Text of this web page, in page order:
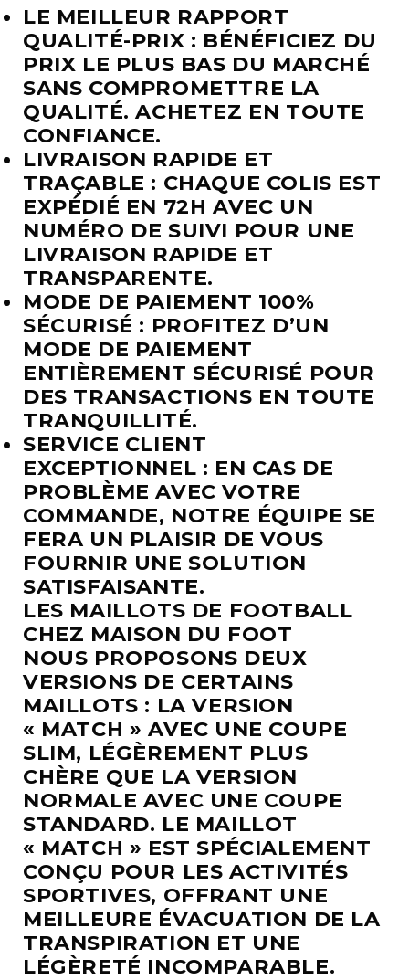
LE MEILLEUR RAPPORT
QUALITÉ-PRIX : BÉNÉFICIEZ DU
PRIX LE PLUS BAS DU MARCHÉ
SANS COMPROMETTRE LA
QUALITÉ. ACHETEZ EN TOUTE
CONFIANCE.
LIVRAISON RAPIDE ET
TRAÇABLE : CHAQUE COLIS EST
EXPÉDIÉ EN 72H AVEC UN
NUMÉRO DE SUIVI POUR UNE
LIVRAISON RAPIDE ET
TRANSPARENTE.
MODE DE PAIEMENT 100%
SÉCURISÉ : PROFITEZ D’UN
MODE DE PAIEMENT
ENTIÈREMENT SÉCURISÉ POUR
DES TRANSACTIONS EN TOUTE
TRANQUILLITÉ.
SERVICE CLIENT
EXCEPTIONNEL : EN CAS DE
PROBLÈME AVEC VOTRE
COMMANDE, NOTRE ÉQUIPE SE
FERA UN PLAISIR DE VOUS
FOURNIR UNE SOLUTION
SATISFAISANTE.
LES MAILLOTS DE FOOTBALL
CHEZ MAISON DU FOOT
NOUS PROPOSONS DEUX
VERSIONS DE CERTAINS
MAILLOTS : LA VERSION
« MATCH » AVEC UNE COUPE
SLIM, LÉGÈREMENT PLUS
CHÈRE QUE LA VERSION
NORMALE AVEC UNE COUPE
STANDARD. LE MAILLOT
« MATCH » EST SPÉCIALEMENT
CONÇU POUR LES ACTIVITÉS
SPORTIVES, OFFRANT UNE
MEILLEURE ÉVACUATION DE LA
TRANSPIRATION ET UNE
LÉGÈRETÉ INCOMPARABLE.